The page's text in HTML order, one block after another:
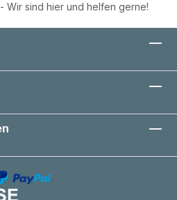
Wir sind hier und helfen gerne!